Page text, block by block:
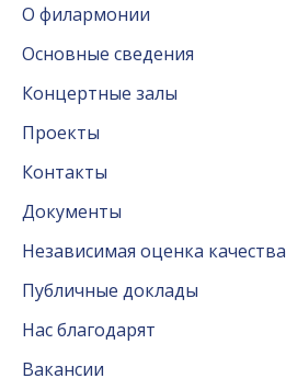
О филармонии
Основные сведения
Концертные залы
Проекты
Контакты
Документы
Независимая оценка качества
Публичные доклады
Нас благодарят
Вакансии